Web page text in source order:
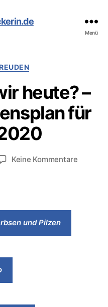
Menü
heute? –
für
Keine Kommentarezu
und Pilzen